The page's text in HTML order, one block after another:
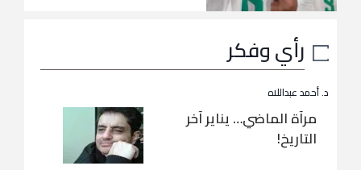
رأي وفكر
د. أحمد عبداللاه
مرآة الماضي… يناير آخر
التاريخ!